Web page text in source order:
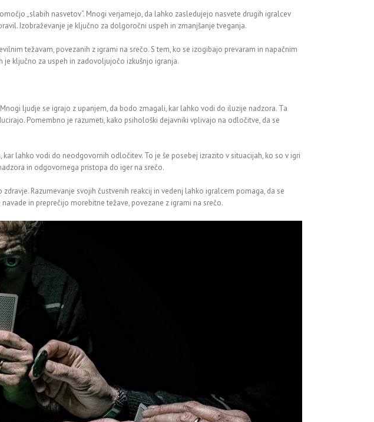
„slabih nasvetov“. Mnogi verjamejo, da lahko zasledujejo nasvete drugih igralcev
Izobraževanje je ključno za dolgoročni uspeh in zmanjšanje tveganja.
težavam, povezanih z igrami na srečo. S tem, ko se izogibajo prevaram in napačnim
ključno za uspeh in zadovoljujočo izkušnjo igranja.
ljudje se igrajo z upanjem, da bodo zmagali, kar lahko vodi do iluzije nadzora. Ta
Pomembno je razumeti, kako psihološki dejavniki vplivajo na odločitve, da se
lahko vodi do neodgovornih odločitev. To je še posebej izrazito v situacijah, ko so v igri
in odgovornega pristopa do iger na srečo.
Razumevanje svojih čustvenih reakcij in vedenj lahko igralcem pomaga, da se
in preprečijo morebitne težave, povezane z igrami na srečo.